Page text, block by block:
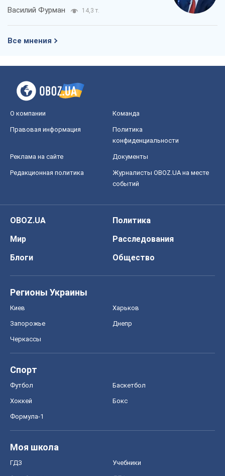
Василий Фурман 14,3 т.
Все мнения
О компании Команда
Правовая информация
Политика
конфиденциальности
Реклама на сайте Документы
Редакционная политика
Журналисты OBOZ.UA на месте
событий
OBOZ.UA
Политика
Мир
Расследования
Блоги
Общество
Регионы Украины
Киев Харьков
Запорожье Днепр
Черкассы
Спорт
Футбол Баскетбол
Хоккей Бокс
Формула-1
Моя школа
ГДЗ Учебники